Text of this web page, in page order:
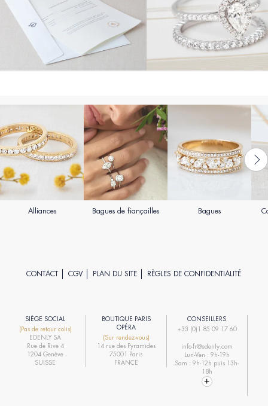
Alliances Bagues de fiançailles Bagues
CONTACT CGV PLAN DU SITE RÈGLES DE CONFIDENTIALITÉ
SIÈGE SOCIAL
(Pas de retour colis)
EDENLY SA
Rue de Rive 4
1204 Genève
SUISSE
BOUTIQUE PARIS
OPÉRA
(Sur rendez-vous)
14 rue des Pyramides
75001 Paris
FRANCE
CONSEILLERS
+33 (0)1 85 09 17 60
info-fr@edenly.com
Lun-Ven : 9h-19h
Sam : 9h-12h puis 13h-
18h